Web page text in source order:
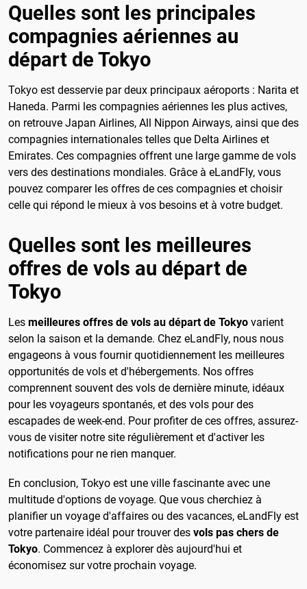
Quelles sont les principales
compagnies aériennes au
départ de Tokyo
Tokyo est desservie par deux principaux aéroports : Narita et
Haneda. Parmi les compagnies aériennes les plus actives,
on retrouve Japan Airlines, All Nippon Airways, ainsi que des
compagnies internationales telles que Delta Airlines et
Emirates. Ces compagnies offrent une large gamme de vols
vers des destinations mondiales. Grâce à eLandFly, vous
pouvez comparer les offres de ces compagnies et choisir
celle qui répond le mieux à vos besoins et à votre budget.
Quelles sont les meilleures
offres de vols au départ de
Tokyo
Les meilleures offres de vols au départ de Tokyo varient
selon la saison et la demande. Chez eLandFly, nous nous
engageons à vous fournir quotidiennement les meilleures
opportunités de vols et d'hébergements. Nos offres
comprennent souvent des vols de dernière minute, idéaux
pour les voyageurs spontanés, et des vols pour des
escapades de week-end. Pour profiter de ces offres, assurez-
vous de visiter notre site régulièrement et d'activer les
notifications pour ne rien manquer.
En conclusion, Tokyo est une ville fascinante avec une
multitude d'options de voyage. Que vous cherchiez à
planifier un voyage d'affaires ou des vacances, eLandFly est
votre partenaire idéal pour trouver des vols pas chers de
Tokyo. Commencez à explorer dès aujourd'hui et
économisez sur votre prochain voyage.